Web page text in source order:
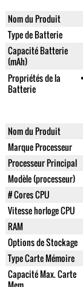
Nom du Produit
Type de Batterie
Capacité Batterie
(mAh)
Propriétés de la
Batterie
Nom du Produit
Marque Processeur
Processeur Principal
Modèle (processeur)
# Cores CPU
Vitesse horloge CPU
RAM
Options de Stockage
Type Carte Mémoire
Capacité Max. Carte